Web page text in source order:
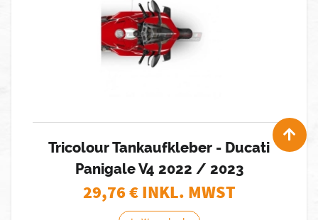
Tricolour Tankaufkleber - Ducati
Panigale V4 2022 / 2023
29,76€ INKL. MWST